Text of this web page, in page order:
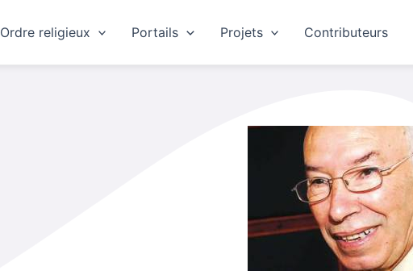
Ordre religieux Portails Projets Contributeurs